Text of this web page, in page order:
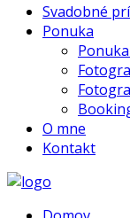
Svadobné
Ponuka
O mne
Kontakt